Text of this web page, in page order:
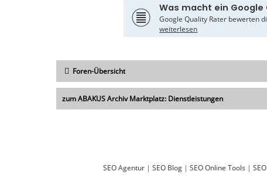
Was macht ein Google
Google Quality Rater bewerten
weiterlesen
Foren-Übersicht
zum ABAKUS Archiv Marktplatz: Dienstleistungen
SEO Agentur| SEO Blog| SEO Online Tools |